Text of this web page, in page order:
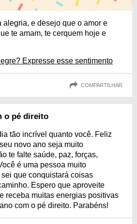
alegria, e desejo que o amor e
te amam, te cerquem hoje e
Expresse esse sentimento
COMPARTILHAR
o pé direito
tão incrível quanto você. Feliz
novo ano seja muito
te falte saúde, paz, forças,
é uma pessoa muito
que conquistará coisas
Espero que aproveite
receba muitas energias positivas
com o pé direito. Parabéns!